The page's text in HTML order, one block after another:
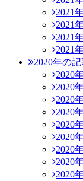
2021
2021
2021
2021
2020年の記
2020
2020
2020
2020
2020
2020
2020
2020
2020